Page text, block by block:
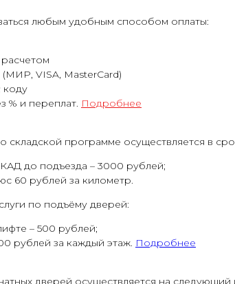
любым удобным способом оплаты:
(МИР, VISA, MasterCard)
коду
% и переплат. Подробнее
складской программе осуществляется в
до подъезда – 3000 рублей;
60 рублей за километр.
по подъёму дверей:
– 500 рублей;
рублей за каждый этаж. Подробнее
дверей осуществляется на